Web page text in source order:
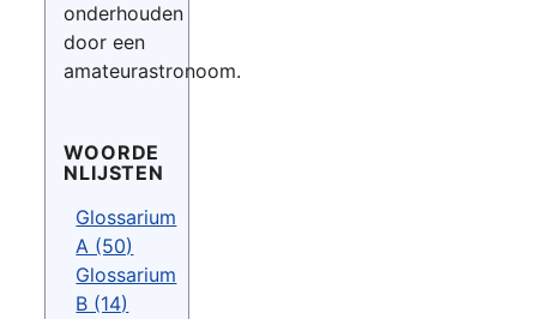
onderhouden
door een
amateurastronoom.
WOORDE
NLIJSTEN
Glossarium
A (50)
Glossarium
B (14)